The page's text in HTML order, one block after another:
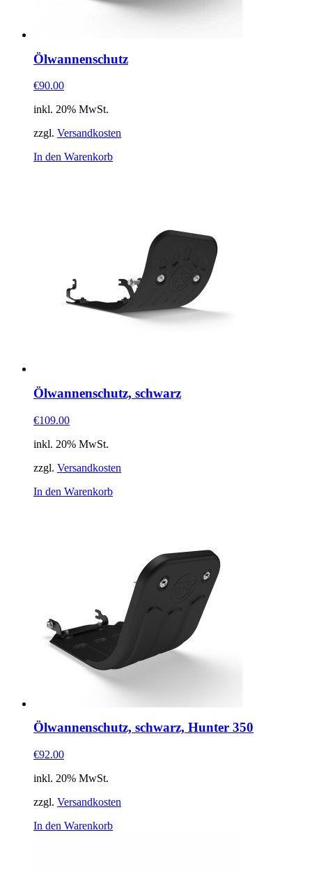
Ölwannenschutz
€90.00
inkl. 20% MwSt.
zzgl. Versandkosten
In den Warenkorb
Ölwannenschutz, schwarz
€109.00
inkl. 20% MwSt.
zzgl. Versandkosten
In den Warenkorb
Ölwannenschutz, schwarz, Hunter 350
€92.00
inkl. 20% MwSt.
zzgl. Versandkosten
In den Warenkorb